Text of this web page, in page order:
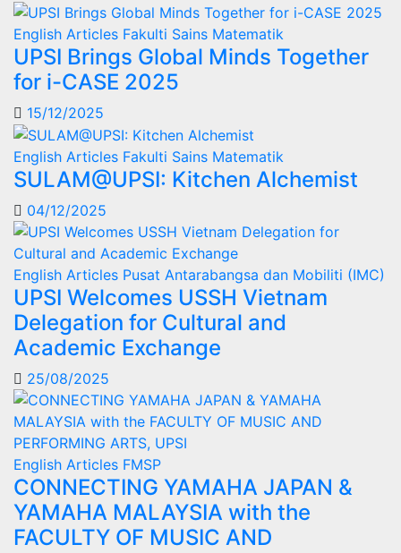
English Articles Fakulti Sains Matematik
UPSI Brings Global Minds Together
for i-CASE 2025
15/12/2025
English Articles Fakulti Sains Matematik
SULAM@UPSI: Kitchen Alchemist
04/12/2025
English Articles Pusat Antarabangsa dan Mobiliti (IMC)
UPSI Welcomes USSH Vietnam
Delegation for Cultural and
Academic Exchange
25/08/2025
English Articles FMSP
CONNECTING YAMAHA JAPAN &
YAMAHA MALAYSIA with the
FACULTY OF MUSIC AND